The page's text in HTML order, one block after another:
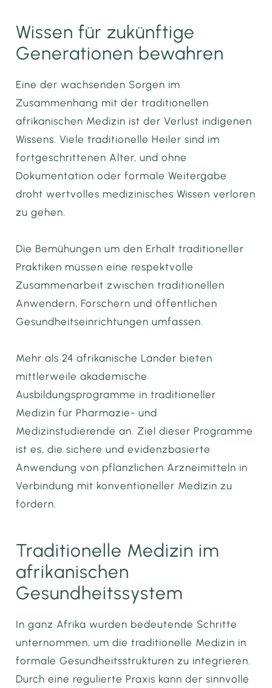
Wissen für zukünftige
Generationen bewahren
Eine der wachsenden Sorgen im
Zusammenhang mit der traditionellen
afrikanischen Medizin ist der Verlust indigenen
Wissens. Viele traditionelle Heiler sind im
fortgeschrittenen Alter, und ohne
Dokumentation oder formale Weitergabe
droht wertvolles medizinisches Wissen verloren
zu gehen.
Die Bemühungen um den Erhalt traditioneller
Praktiken müssen eine respektvolle
Zusammenarbeit zwischen traditionellen
Anwendern, Forschern und öffentlichen
Gesundheitseinrichtungen umfassen.
Mehr als 24 afrikanische Länder bieten
mittlerweile akademische
Ausbildungsprogramme in traditioneller
Medizin für Pharmazie- und
Medizinstudierende an. Ziel dieser Programme
ist es, die sichere und evidenzbasierte
Anwendung von pflanzlichen Arzneimitteln in
Verbindung mit konventioneller Medizin zu
fördern.
Traditionelle Medizin im
afrikanischen
Gesundheitssystem
In ganz Afrika wurden bedeutende Schritte
unternommen, um die traditionelle Medizin in
formale Gesundheitsstrukturen zu integrieren.
Durch eine regulierte Praxis kann der sinnvolle